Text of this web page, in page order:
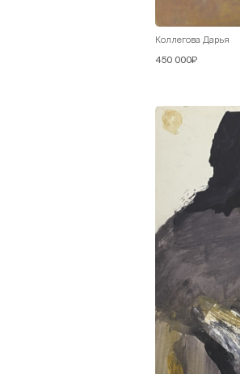
Коллегова Дарья
450 000₽